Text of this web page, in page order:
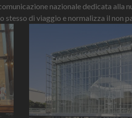
nazionale dedicata alla
stesso di viaggio e normalizza il non